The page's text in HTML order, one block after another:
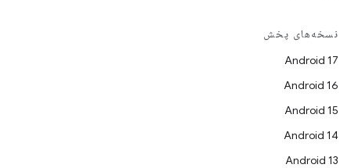
نسخه‌های پخش
Android 17
Android 16
Android 15
Android 14
Android 13